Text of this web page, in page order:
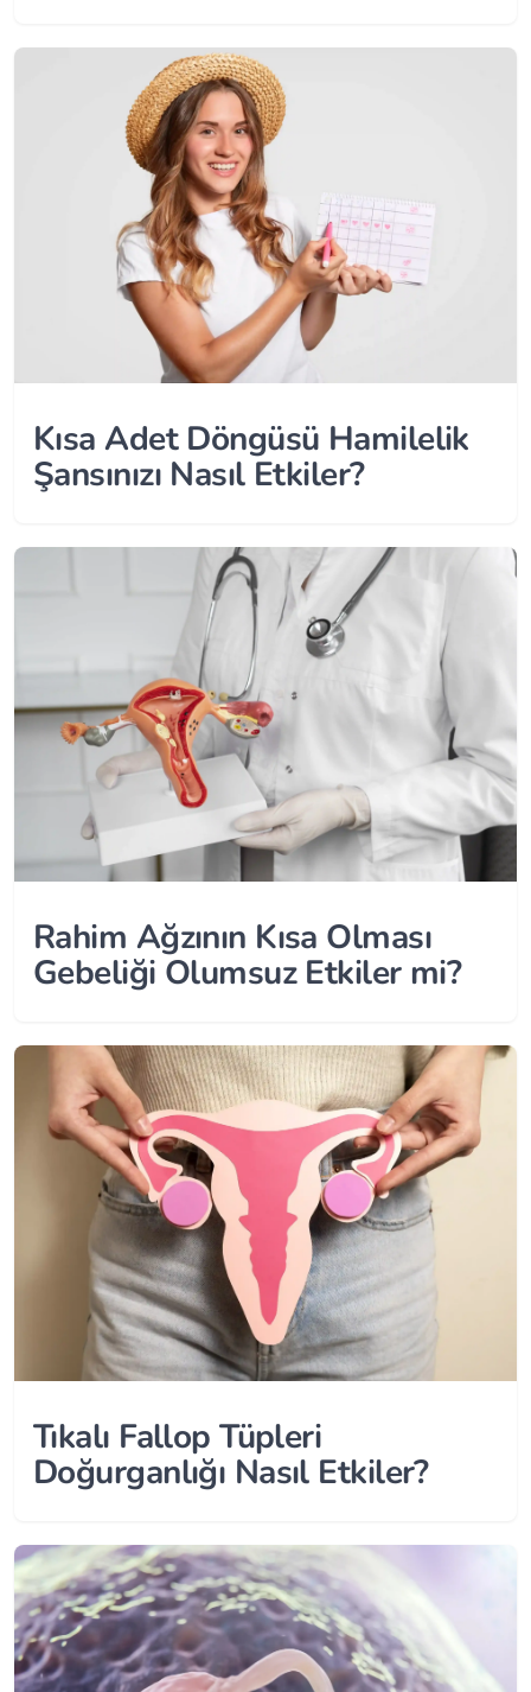
Kısa Adet Döngüsü Hamilelik
Şansınızı Nasıl Etkiler?
Rahim Ağzının Kısa Olması
Gebeliği Olumsuz Etkiler mi?
Tıkalı Fallop Tüpleri
Doğurganlığı Nasıl Etkiler?